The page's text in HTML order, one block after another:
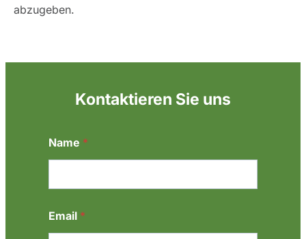
abzugeben.
Kontaktieren Sie uns
N
a
Name *
Email *